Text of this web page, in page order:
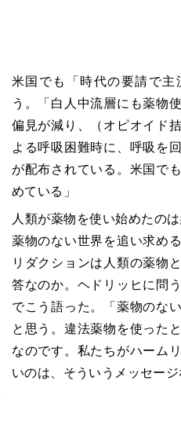
米国でも「時代の要請で
う。「白人中流層にも薬物
偏見が減り、（オピオイド
よる呼吸困難時に、呼吸を
が配布されている。米国で
めている」
人類が薬物を使い始めたの
薬物のない世界を追い求め
リダクションは人類の薬物
答なのか。ヘドリッヒに問
でこう語った。「薬物のな
と思う。違法薬物を使った
なのです。私たちがハーム
いのは、そういうメッセージ